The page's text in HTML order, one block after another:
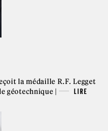
la médaille R.F. Legget
géotechnique |
LIRE